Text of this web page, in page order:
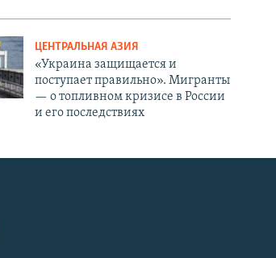
ЦЕНТРАЛЬНАЯ АЗИЯ
«Украина защищается и
поступает правильно». Мигранты
— о топливном кризисе в России
и его последствиях